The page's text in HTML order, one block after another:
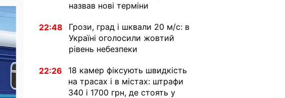
назвав нові терміни
22:48
Грози, град і шквали 20 м/с: в
Україні оголосили жовтий
рівень небезпеки
22:26
18 камер фіксують швидкість
на трасах і в містах: штрафи
340 і 1700 грн, де стоять у